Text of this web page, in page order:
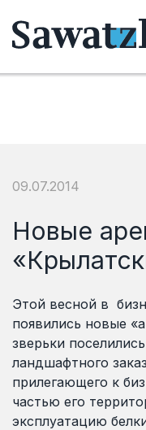
09.07.2014
Новые
Этой весной в
появились новые
зверьки
ландшафтного
прилегающего к
частью его
эксплуатацию